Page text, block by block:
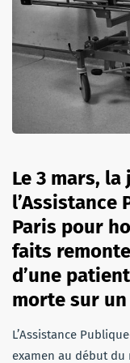
Le 3 mars,
l’Assistance
Paris pour
faits
d’une
morte sur
L’Assistance
examen au début